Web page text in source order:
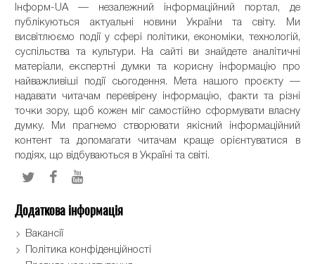
Інформ-UA — незалежний інформаційний портал, де
публікуються актуальні новини України та світу. Ми
висвітлюємо події у сфері політики, економіки, технологій,
суспільства та культури. На сайті ви знайдете аналітичні
матеріали, експертні думки та корисну інформацію про
найважливіші події сьогодення. Мета нашого проєкту —
надавати читачам перевірену інформацію, факти та різні
точки зору, щоб кожен міг самостійно сформувати власну
думку. Ми прагнемо створювати якісний інформаційний
контент та допомагати читачам краще орієнтуватися в
подіях, що відбуваються в Україні та світі.
Додаткова інформація
Вакансії
Політика конфіденційності